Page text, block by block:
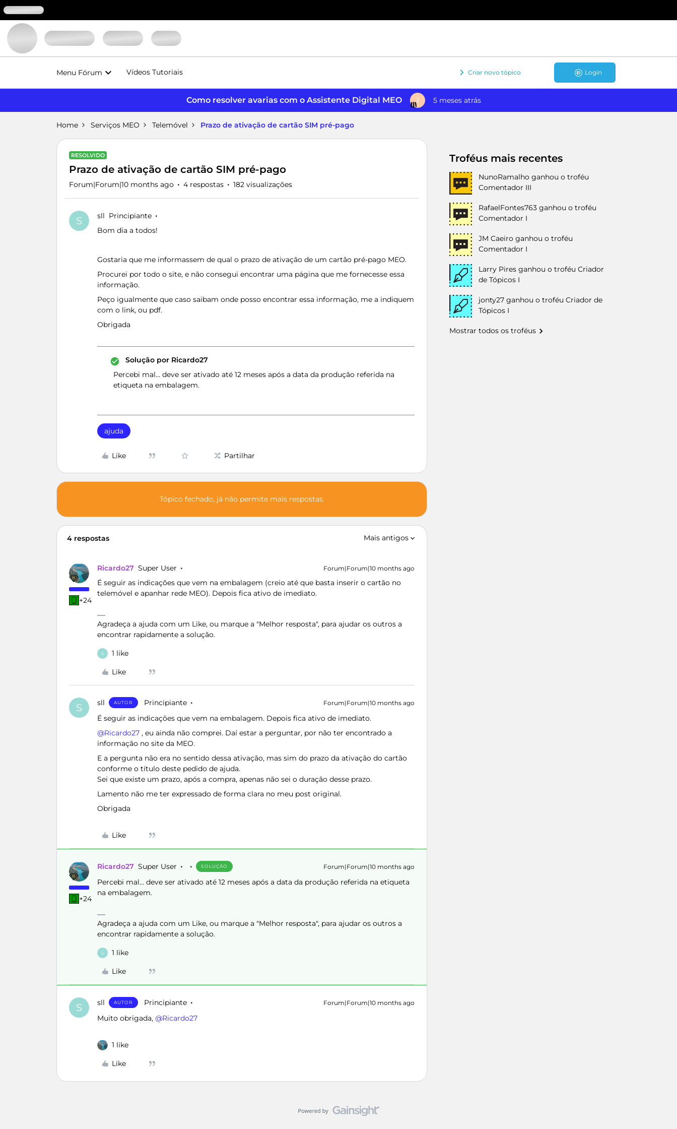
Menu Fórum Vídeos Tutoriais Criar novo tópico Login
Como resolver avarias com o Assistente Digital MEO J 5 meses atrás
Home Serviços MEO Telemóvel Prazo de ativação de cartão SIM pré-pago
RESOLVIDO
Prazo de ativação de cartão SIM pré-pago
Forum|Forum|10 months ago 4 respostas 182 visualizações
S sll Principiante
Bom dia a todos!
Gostaria que me informassem de qual o prazo de ativação de um cartão pré-pago MEO.
Procurei por todo o site, e não consegui encontrar uma página que me fornecesse essa
informação.
Peço igualmente que caso saibam onde posso encontrar essa informação, me a indiquem
com o link, ou pdf.
Obrigada
Solução por Ricardo27
Percebi mal… deve ser ativado até 12 meses após a data da produção referida na
etiqueta na embalagem.
ajuda
Like Partilhar
Tópico fechado, já não permite mais respostas.
4 respostas Mais antigos
+24
Ricardo27 Super User Forum|Forum|10 months ago
É seguir as indicações que vem na embalagem (creio até que basta inserir o cartão no
telemóvel e apanhar rede MEO). Depois fica ativo de imediato.
Agradeça a ajuda com um Like, ou marque a "Melhor resposta", para ajudar os outros a
encontrar rapidamente a solução.
S 1 like
Like
S sll AUTOR Principiante Forum|Forum|10 months ago
É seguir as indicações que vem na embalagem. Depois fica ativo de imediato.
@Ricardo27 , eu ainda não comprei. Daí estar a perguntar, por não ter encontrado a
informação no site da MEO.
E a pergunta não era no sentido dessa ativação, mas sim do prazo da ativação do cartão
conforme o título deste pedido de ajuda.
Sei que existe um prazo, após a compra, apenas não sei o duração desse prazo.
Lamento não me ter expressado de forma clara no meu post original.
Obrigada
Like
+24
Ricardo27 Super User SOLUÇÃO Forum|Forum|10 months ago
Percebi mal… deve ser ativado até 12 meses após a data da produção referida na etiqueta
na embalagem.
Agradeça a ajuda com um Like, ou marque a "Melhor resposta", para ajudar os outros a
encontrar rapidamente a solução.
S 1 like
Like
S sll AUTOR Principiante Forum|Forum|10 months ago
Muito obrigada, ​ @Ricardo27
1 like
Like
Troféus mais recentes
NunoRamalho ganhou o troféu
Comentador III
RafaelFontes763 ganhou o troféu
Comentador I
JM Caeiro ganhou o troféu
Comentador I
Larry Pires ganhou o troféu Criador
de Tópicos I
jonty27 ganhou o troféu Criador de
Tópicos I
Mostrar todos os troféus